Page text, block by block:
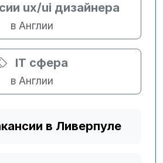
ux/ui дизайнера
в Англии
IT сфера
в Англии
в Ливерпуле